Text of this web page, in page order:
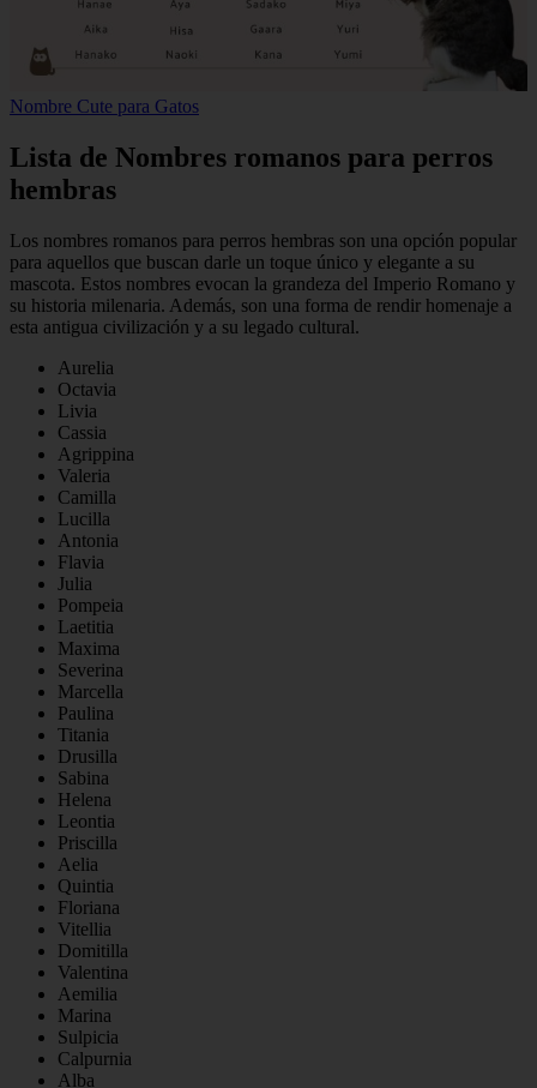
Nombre Cute para Gatos
Lista de Nombres romanos para perros
hembras
Los nombres romanos para perros hembras son una opción popular
para aquellos que buscan darle un toque único y elegante a su
mascota. Estos nombres evocan la grandeza del Imperio Romano y
su historia milenaria. Además, son una forma de rendir homenaje a
esta antigua civilización y a su legado cultural.
Aurelia
Octavia
Livia
Cassia
Agrippina
Valeria
Camilla
Lucilla
Antonia
Flavia
Julia
Pompeia
Laetitia
Maxima
Severina
Marcella
Paulina
Titania
Drusilla
Sabina
Helena
Leontia
Priscilla
Aelia
Quintia
Floriana
Vitellia
Domitilla
Valentina
Aemilia
Marina
Sulpicia
Calpurnia
Alba